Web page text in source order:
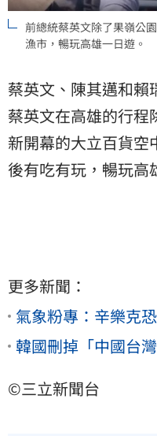
前總統蔡英文除了果嶺公
漁市，暢玩高雄一日遊。
蔡英文、陳其邁和賴
蔡英文在高雄的行程
新開幕的大立百貨空
後有吃有玩，暢玩高
更多新聞：
氣象粉專：辛樂克
韓國刪掉「中國台
©三立新聞台